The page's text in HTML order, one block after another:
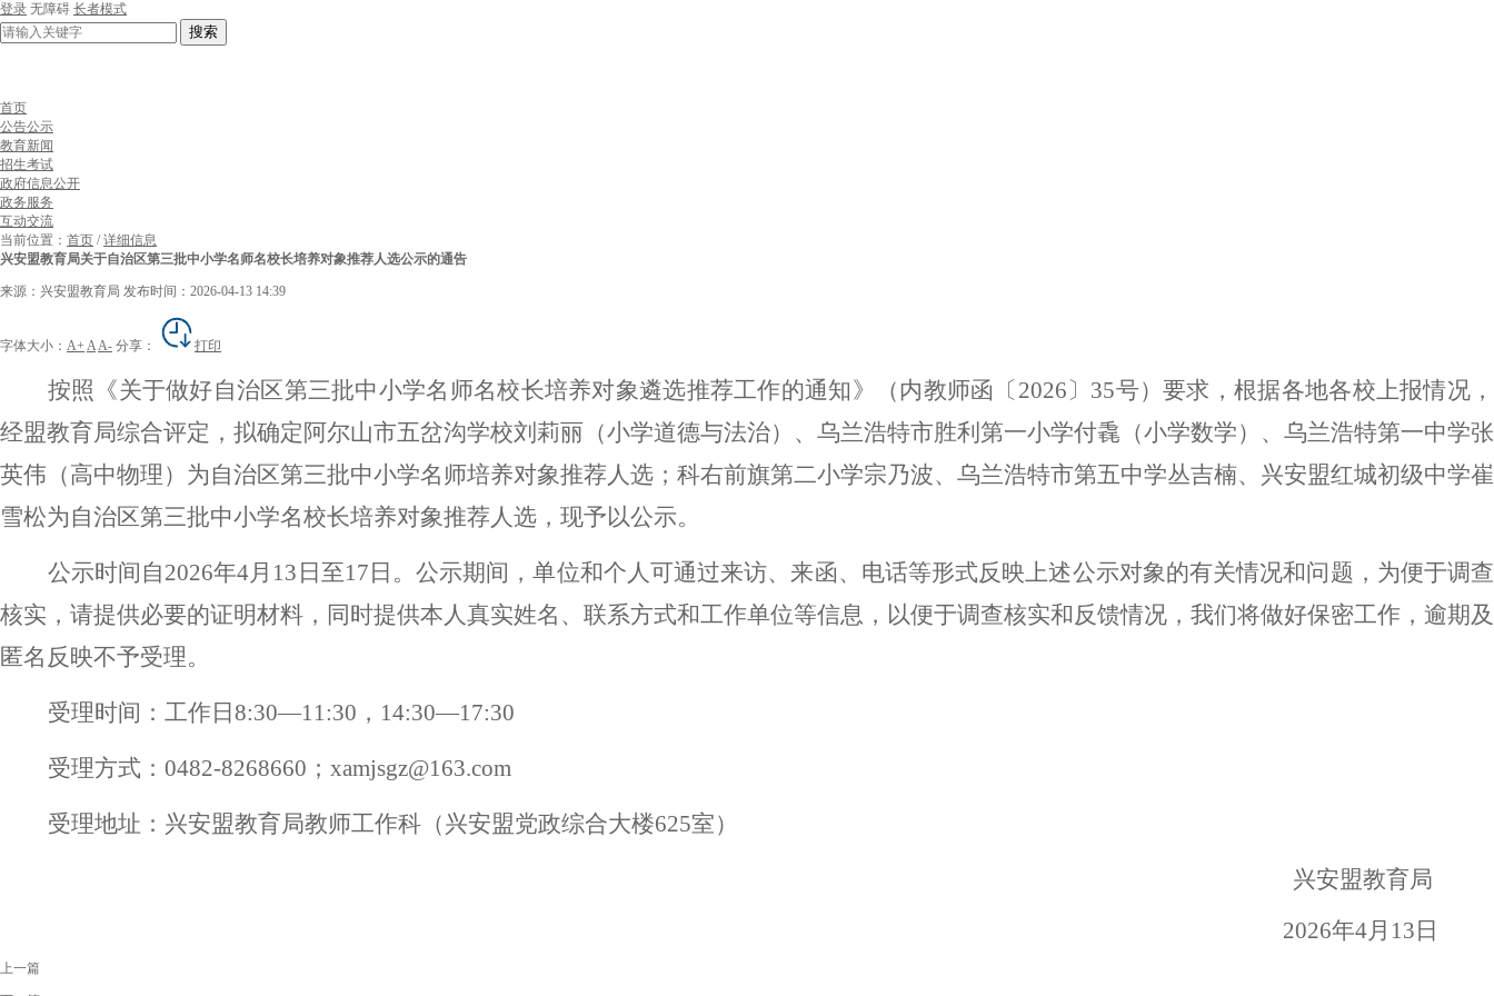
登录 无障碍 长者模式
搜索
首页
公告公示
教育新闻
招生考试
政府信息公开
政务服务
互动交流
当前位置： 首页 /详细信息
兴安盟教育局关于自治区第三批中小学名师名校长培养对象推荐人选公示的通告
来源：兴安盟教育局 发布时间：2026-04-13 14:39
字体大小： A+ AA- 分享： 打印
按照《关于做好自治区第三批中小学名师名校长培养对象遴选推荐工作的通知》 （内教师函〔 2026〕 35号）要求，根据各地各校上报情况，
经盟教育局综合评定， 拟确定阿尔山市五岔沟学校刘莉丽（小学道德与法治）、乌兰浩特市胜利第一小学付毳（小学数学）、乌兰浩特第一中学张
英伟（高中物理 ） 为自治区第三批中小学名师培养对象推荐人选； 科右前旗第二小学宗乃波、乌兰浩特市第五中学丛吉楠、兴安盟红城初级中学崔
雪松为自治区第三批中小学名校长培养对象推荐人选， 现予以公示。
公示时间自2026年4月 13 日至17 日。公示期间，单位和个人可通过来访、来函、电话等形式反映上述公示对象的有关情况和问题，为便于调查
核实，请提供必要的证明材料，同时提供本人真实姓名、联系方式和工作单位等信息，以便于调查核实和反馈情况，我们将做好保密工作，逾期及
匿名反映不予受理。
受理时间：工作日 8:30—11:30，14:30—17:30
受理方式： 0482-8268660；xamjsgz@163.com
受理地址：兴安盟教育局教师工作科（兴安盟党政综合大楼625室）
兴安盟教育局
2026年4月13日
上一篇